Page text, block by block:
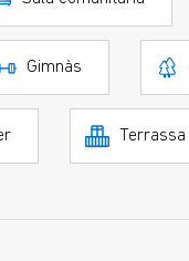
Gimnàs
Terrassa